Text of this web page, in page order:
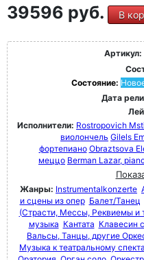
39596 руб. В
Артикул:
Состояние:
Дата
Исполнители: Rostropovich
виолончель Gilels
фортепиано Obraztsova
меццо Berman Lazar,
Жанры: Instrumentalkonzerte
и сцены из опер Балет/Танец
(Страсти, Мессы, Реквиемы и
музыка Кантата Клавесин
Вальсы, Танцы, другие
Музыка к театральному